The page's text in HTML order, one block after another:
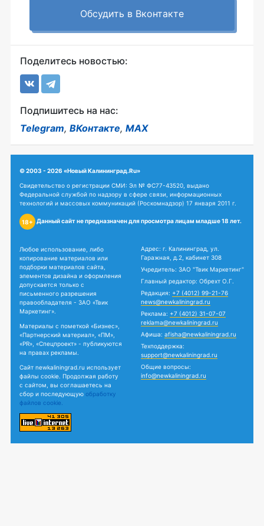
Обсудить в Вконтакте
Поделитесь новостью:
Подпишитесь на нас:
Telegram, ВКонтакте, MAX
© 2003 - 2026 «Новый Калининград.Ru»
Свидетельство о регистрации СМИ: Эл № ФС77-43520, выдано
Федеральной службой по надзору в сфере связи, информационных
технологий и массовых коммуникаций (Роскомнадзор) 17 января 2011 г.
18+ Данный сайт не предназначен для просмотра лицам младше 18 лет.
Любое использование, либо
копирование материалов или
подборки материалов сайта,
элементов дизайна и оформления
допускается только с
письменного разрешения
правообладателя - ЗАО «Твик
Маркетинг».
Материалы с пометкой «Бизнес»,
«Партнерский материал», «ПМ»,
«PR», «Спецпроект» - публикуются
на правах рекламы.
Сайт newkaliningrad.ru использует
файлы cookie. Продолжая работу
с сайтом, вы соглашаетесь на
сбор и последующую обработку
файлов cookie.
Адрес: г. Калининград, ул.
Гаражная, д.2, кабинет 308
Учредитель: ЗАО "Твик Маркетинг"
Главный редактор: Обрехт О.Г.
Редакция: +7 (4012) 99-21-76
news@newkaliningrad.ru
Реклама: +7 (4012) 31-07-07
reklama@newkaliningrad.ru
Афиша: afisha@newkaliningrad.ru
Техподдержка:
support@newkaliningrad.ru
Общие вопросы:
info@newkaliningrad.ru